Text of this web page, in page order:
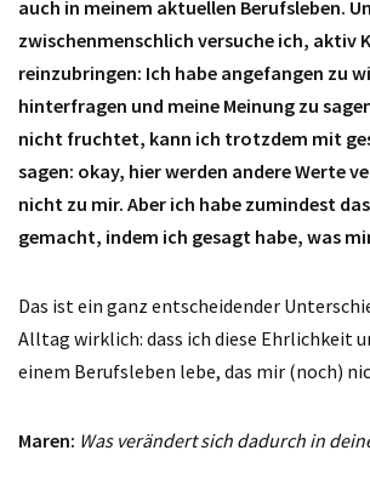
auch in meinem aktuellen Berufsleben.
zwischenmenschlich versuche ich, aktiv
reinzubringen: Ich habe angefangen zu
hinterfragen und meine Meinung zu
nicht fruchtet, kann ich trotzdem mit
sagen: okay, hier werden andere Werte
nicht zu mir. Aber ich habe zumindest
gemacht, indem ich gesagt habe, was
Das ist ein ganz entscheidender
Alltag wirklich: dass ich diese Ehrlichkeit
einem Berufsleben lebe, das mir (noch)
Maren: Was verändert sich dadurch in